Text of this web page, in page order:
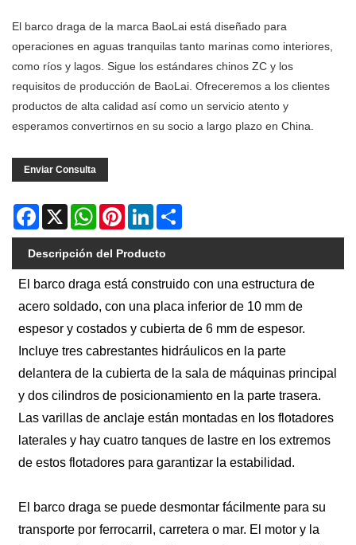
El barco draga de la marca BaoLai está diseñado para
operaciones en aguas tranquilas tanto marinas como interiores,
como ríos y lagos. Sigue los estándares chinos ZC y los
requisitos de producción de BaoLai. Ofreceremos a los clientes
productos de alta calidad así como un servicio atento y
esperamos convertirnos en su socio a largo plazo en China.
Enviar Consulta
Facebook
X WhatsAppPinterestLinkedIn
Descripción del Producto
El barco draga está construido con una estructura de
acero soldado, con una placa inferior de 10 mm de
espesor y costados y cubierta de 6 mm de espesor.
Incluye tres cabrestantes hidráulicos en la parte
delantera de la cubierta de la sala de máquinas principal
y dos cilindros de posicionamiento en la parte trasera.
Las varillas de anclaje están montadas en los flotadores
laterales y hay cuatro tanques de lastre en los extremos
de estos flotadores para garantizar la estabilidad.
El barco draga se puede desmontar fácilmente para su
transporte por ferrocarril, carretera o mar. El motor y la